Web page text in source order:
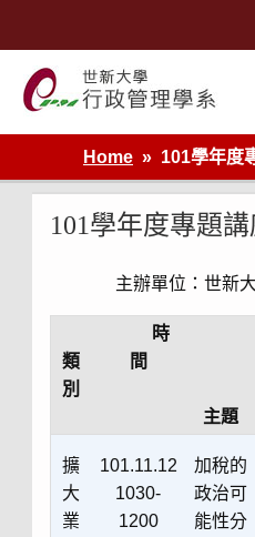
世新大學行政管理學系網站
Home
101學年度
101學年度專題講
主辦單位：世新
類
別
時
間
主題
擴
大
業
101.11.12
1030-
1200
加稅的
政治可
能性分